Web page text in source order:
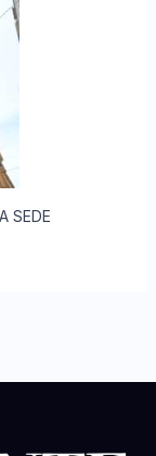
SEDE